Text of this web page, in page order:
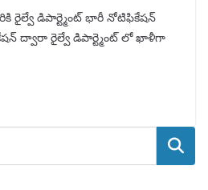
రైల్వే డిపార్ట్మెంట్ భారీ నోటిఫికేషన్
ద్వారా రైల్వే డిపార్ట్మెంట్ లో ఖాళీగా
Search